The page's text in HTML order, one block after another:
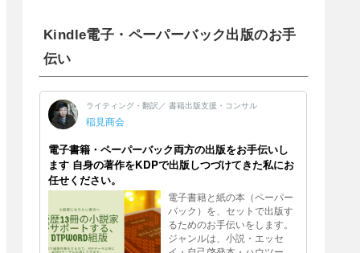
Kindle電子・ペーパーバック出版のお手
伝い